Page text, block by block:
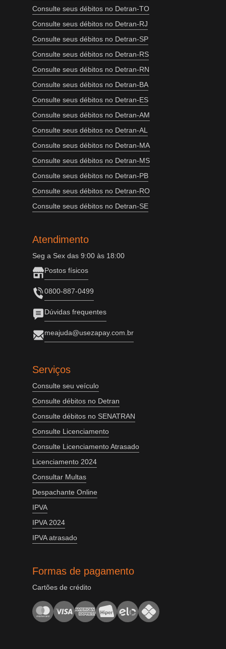
Consulte seus débitos no Detran-TO
Consulte seus débitos no Detran-RJ
Consulte seus débitos no Detran-SP
Consulte seus débitos no Detran-RS
Consulte seus débitos no Detran-RN
Consulte seus débitos no Detran-BA
Consulte seus débitos no Detran-ES
Consulte seus débitos no Detran-AM
Consulte seus débitos no Detran-AL
Consulte seus débitos no Detran-MA
Consulte seus débitos no Detran-MS
Consulte seus débitos no Detran-PB
Consulte seus débitos no Detran-RO
Consulte seus débitos no Detran-SE
Atendimento
Seg a Sex das 9:00 às 18:00
Postos físicos
0800-887-0499
Dúvidas frequentes
meajuda@usezapay.com.br
Serviços
Consulte seu veículo
Consulte débitos no Detran
Consulte débitos no SENATRAN
Consulte Licenciamento
Consulte Licenciamento Atrasado
Licenciamento 2024
Consultar Multas
Despachante Online
IPVA
IPVA 2024
IPVA atrasado
Formas de pagamento
Cartões de crédito